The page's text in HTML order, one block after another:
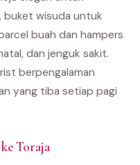
buket wisuda untuk
buah dan hampers
dan jenguk sakit.
berpengalaman
yang tiba setiap pagi
Toraja